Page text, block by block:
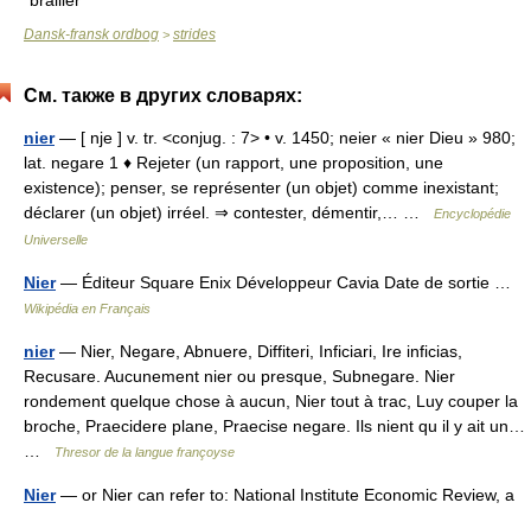
Dansk-fransk ordbog > strides
См. также в других словарях:
nier— [ nje ] v. tr. <conjug. : 7> • v. 1450; neier « nier Dieu » 980;
lat. negare 1 ♦ Rejeter (un rapport, une proposition, une
existence); penser, se représenter (un objet) comme inexistant;
déclarer (un objet) irréel. ⇒ contester, démentir,… …
Encyclopédie
Universelle
Nier— Éditeur Square Enix Développeur Cavia Date de sortie …
Wikipédia en Français
nier— Nier, Negare, Abnuere, Diffiteri, Inficiari, Ire inficias,
Recusare. Aucunement nier ou presque, Subnegare. Nier
rondement quelque chose à aucun, Nier tout à trac, Luy couper la
broche, Praecidere plane, Praecise negare. Ils nient qu il y ait un…
Thresor de la langue françoyse
Nier— or Nier can refer to: National Institute Economic Review, a